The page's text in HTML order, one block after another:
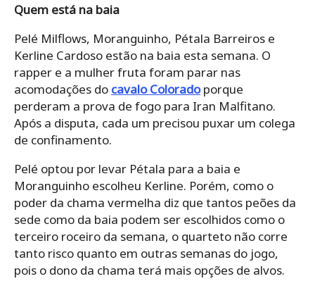
Quem está na baia
Pelé Milflows, Moranguinho, Pétala Barreiros e
Kerline Cardoso estão na baia esta semana. O
rapper e a mulher fruta foram parar nas
acomodações do cavalo Coloradoporque
perderam a prova de fogo para Iran Malfitano.
Após a disputa, cada um precisou puxar um colega
de confinamento.
Pelé optou por levar Pétala para a baia e
Moranguinho escolheu Kerline. Porém, como o
poder da chama vermelha diz que tantos peões da
sede como da baia podem ser escolhidos como o
terceiro roceiro da semana, o quarteto não corre
tanto risco quanto em outras semanas do jogo,
pois o dono da chama terá mais opções de alvos.